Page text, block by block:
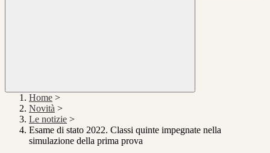
Home >
Novità >
Le notizie >
Esame di stato 2022. Classi quinte impegnate nella
simulazione della prima prova